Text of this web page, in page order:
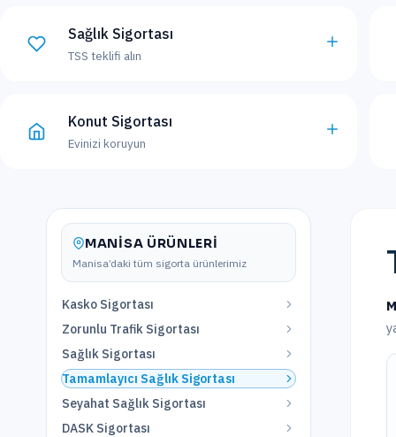
Sağlık Sigortası
TSS teklifi alın
Konut Sigortası
Evinizi koruyun
MANISA ÜRÜNLERI
Manisa’daki tüm sigorta ürünlerimiz
Kasko Sigortası
Zorunlu Trafik Sigortası
Sağlık Sigortası
Tamamlayıcı Sağlık Sigortası
Seyahat Sağlık Sigortası
DASK Sigortası